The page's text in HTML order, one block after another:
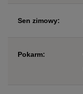
Sen zimowy:
Pokarm: